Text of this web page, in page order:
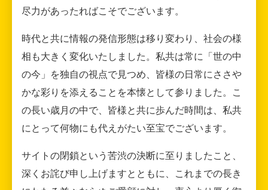
尽力があったればこそでございます。
時代と共に情報の発信形態は移り変わり、社会の様
相も大きく変化いたしました。私共は常に「世の中
の今」を独自の視点で見つめ、皆様の日常にささや
かな彩りを添えることを本懐として参りました。こ
の長い歳月の中で、皆様と共に歩んだ時間は、私共
にとって何物にも代えがたい至宝でございます。
サイトの閉鎖という苦渋の決断に至りましたこと、
深くお詫び申し上げますとともに、これまでの長き